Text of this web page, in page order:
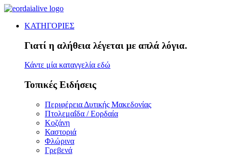
ΚΑΤΗΓΟΡΙΕΣ
Γιατί η αλήθεια λέγεται με απλά λόγια.
Κάντε μία καταγγελία εδώ
Τοπικές Ειδήσεις
Περιφέρεια Δυτικής Μακεδονίας
Πτολεμαΐδα / Εορδαία
Κοζάνη
Καστοριά
Φλώρινα
Γρεβενά